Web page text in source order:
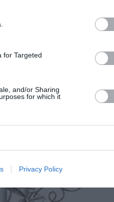
for Targeted
and/or Sharing
for which it
Privacy Policy